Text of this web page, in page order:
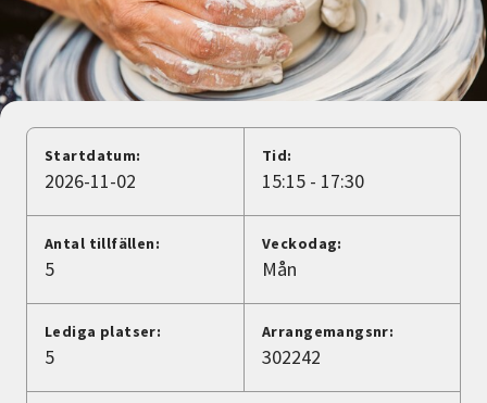
Starta studiecirkel
Cirkelledare
Nyheter
Avdelningar
Lyssna
Startdatum:
2026-11-02
Tid:
15:15 - 17:30
Antal tillfällen:
5
Veckodag:
Mån
Lediga platser:
5
Arrangemangsnr:
302242